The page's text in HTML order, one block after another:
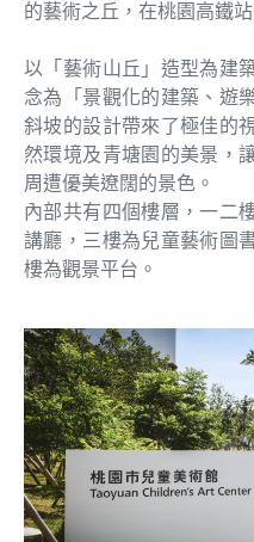
的藝術之丘，在桃園高鐵
以「藝術山丘」造型為建
念為「景觀化的建築、遊
斜坡的設計帶來了極佳的
然環境及青塘園的美景，
周遭優美遼闊的景色。
內部共有四個樓層，一二
講廳，三樓為兒童藝術圖
樓為觀景平台。